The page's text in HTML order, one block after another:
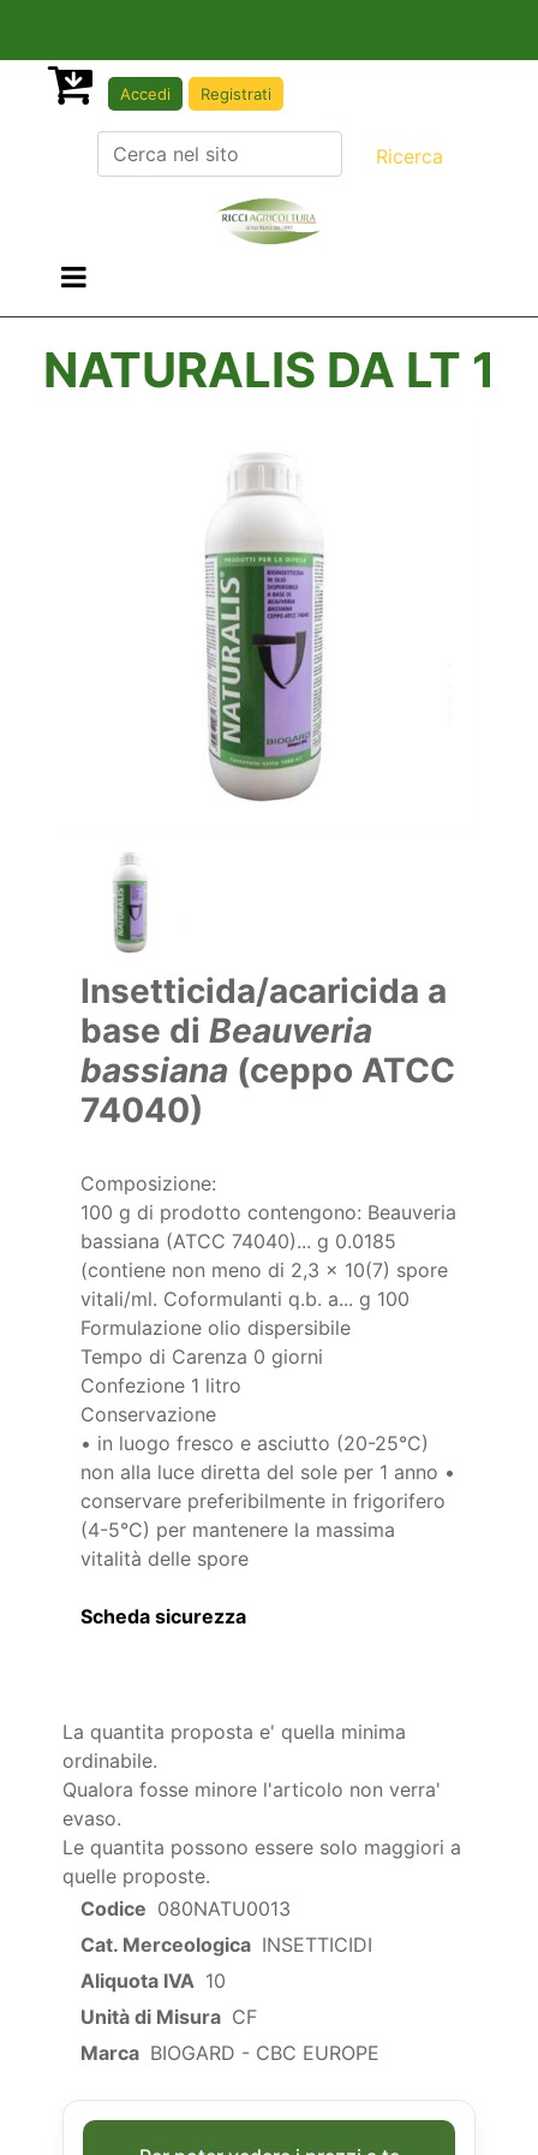
Accedi Registrati
Open menu
NATURALIS DA LT 1
Insetticida/acaricida a
base diBeauveria
bassiana (ceppo ATCC
74040)
Composizione:
100 g di prodotto contengono: Beauveria
bassiana (ATCC 74040)... g 0.0185
(contiene non meno di 2,3 x 10(7) spore
vitali/ml. Coformulanti q.b. a... g 100
Formulazione olio dispersibile
Tempo di Carenza 0 giorni
Confezione 1 litro
Conservazione
• in luogo fresco e asciutto (20-25°C)
non alla luce diretta del sole per 1 anno •
conservare preferibilmente in frigorifero
(4-5°C) per mantenere la massima
vitalità delle spore
Scheda sicurezza
La quantita proposta e' quella minima
ordinabile.
Qualora fosse minore l'articolo non verra'
evaso.
Le quantita possono essere solo maggiori a
quelle proposte.
Codice 080NATU0013
Cat. Merceologica INSETTICIDI
Aliquota IVA 10
Unità di Misura CF
Marca BIOGARD - CBC EUROPE